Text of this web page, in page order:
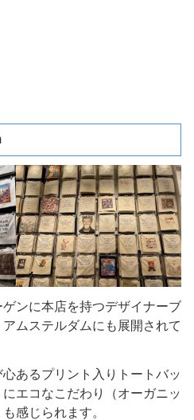
ンに本店を持つデザイナーブ
ムステルダムにも展開されて
あるプリント入りトートバッ
エコなこだわり（オーガニッ
感じられます。